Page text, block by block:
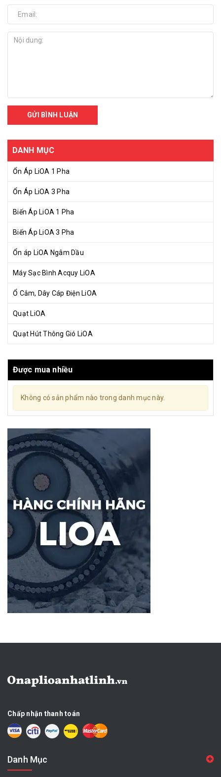
GỬI BÌNH LUẬN
DANH MỤC
Ổn Áp LiOA 1 Pha
Ổn Áp LiOA 3 Pha
Biến Áp LiOA 1 Pha
Biến Áp LiOA 3 Pha
Ổn áp LiOA Ngâm Dầu
Máy Sạc Bình Acquy LiOA
Ổ Cắm, Dây Cáp Điện LiOA
Quạt LiOA
Quạt Hút Thông Gió LiOA
Được mua nhiều
Không có sản phẩm nào trong danh mục này.
Chấp nhận thanh toán
Danh Mục